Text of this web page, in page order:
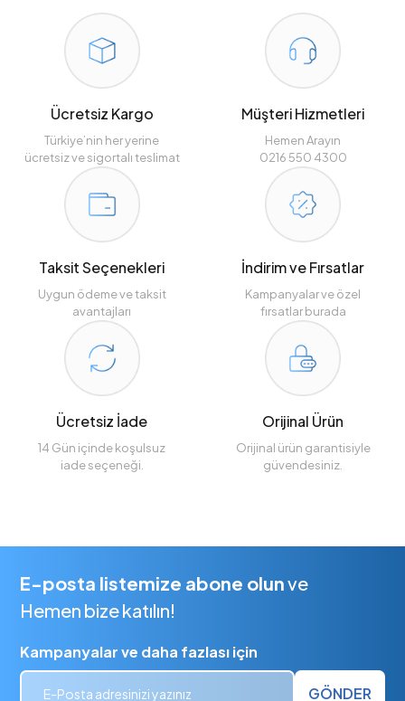
Ücretsiz Kargo
Türkiye’nin her yerine
ücretsiz ve sigortalı teslimat
Müşteri Hizmetleri
Hemen Arayın
0216 550 4300
Taksit Seçenekleri
Uygun ödeme ve taksit
avantajları
İndirim ve Fırsatlar
Kampanyalar ve özel
fırsatlar burada
Ücretsiz İade
14 Gün içinde koşulsuz
iade seçeneği.
Orijinal Ürün
Orijinal ürün garantisiyle
güvendesiniz.
E-posta listemize abone olunve
Hemen bize katılın!
Kampanyalar ve daha fazlası için
GÖNDER